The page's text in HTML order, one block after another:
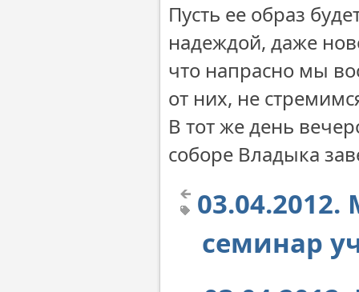
Пусть ее образ
надеждой, даже
что напрасно мы
от них, не
В тот же день
соборе Владыка
семинар